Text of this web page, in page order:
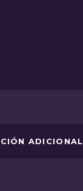
ADICIONAL